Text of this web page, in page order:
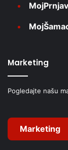
Marketing
Pogledajte našu
Marketing